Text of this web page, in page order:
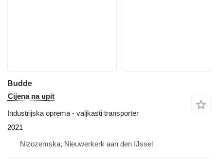
Budde
Cijena na upit
Industrijska oprema - valjkasti transporter
2021
Nizozemska, Nieuwerkerk aan den IJssel